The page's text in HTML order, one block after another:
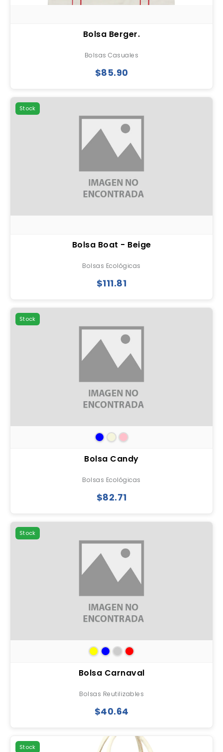
Bolsa Berger.
Bolsas Casuales
$85.90
Stock
Bolsa Boat - Beige
Bolsas Ecológicas
$111.81
Stock
Bolsa Candy
Bolsas Ecológicas
$82.71
Stock
Bolsa Carnaval
Bolsas Reutilizables
$40.64
Stock